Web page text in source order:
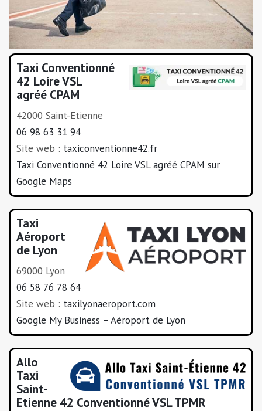
Taxi Conventionné
42 Loire VSL
agréé CPAM
42000 Saint-Etienne
06 98 63 31 94
Site web : taxiconventionne42.fr
Taxi Conventionné 42 Loire VSL agréé CPAM sur
Google Maps
Taxi
Aéroport
de Lyon
69000 Lyon
06 58 76 78 64
Site web : taxilyonaeroport.com
Google My Business – Aéroport de Lyon
Allo
Taxi
Saint-
Etienne 42 Conventionné VSL TPMR